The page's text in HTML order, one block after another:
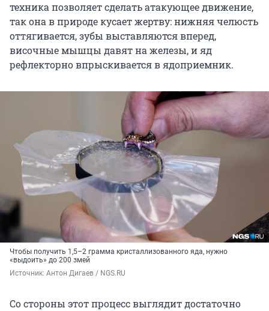
техника позволяет сделать атакующее движение,
так она в природе кусает жертву: нижняя челюсть
оттягивается, зубы выставляются вперед,
височные мышцы давят на железы, и яд
рефлекторно впрыскивается в ядоприемник.
Чтобы получить 1,5–2 грамма кристаллизованного яда, нужно
«выдоить» до 200 змей
Источник: Антон Дигаев / NGS.RU
Со стороны этот процесс выглядит достаточно